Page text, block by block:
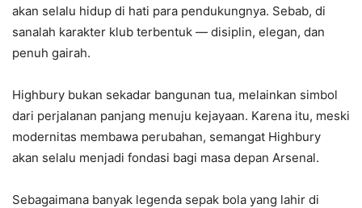
akan selalu hidup di hati para pendukungnya. Sebab, di
sanalah karakter klub terbentuk — disiplin, elegan, dan
penuh gairah.
Highbury bukan sekadar bangunan tua, melainkan simbol
dari perjalanan panjang menuju kejayaan. Karena itu, meski
modernitas membawa perubahan, semangat Highbury
akan selalu menjadi fondasi bagi masa depan Arsenal.
Sebagaimana banyak legenda sepak bola yang lahir di